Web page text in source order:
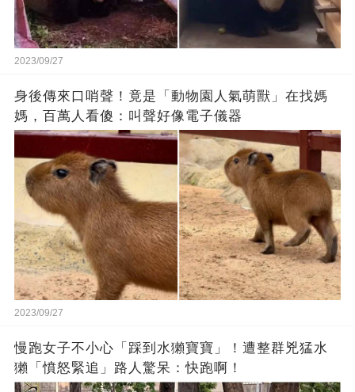
2023/09/27
身後傳來口哨聲！竟是「動物園人氣萌獸」在找媽
媽，百萬人看傻：叫聲好像電子儀器
2023/09/27
慢跑女子不小心「踩到水獺寶寶」！遭整群兇猛水
獺「憤怒緊追」路人驚呆：快跑啊！